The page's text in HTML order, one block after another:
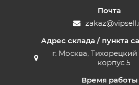
Почта
Адрес склада / пункта
г. Москва, Тихорецкий
корпус 5
Время работы